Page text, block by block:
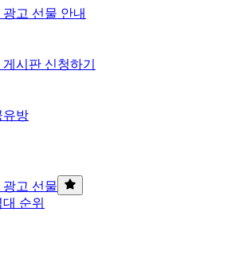
광고 선물 안내
시판 신청하기
유방
광고 선물
순위